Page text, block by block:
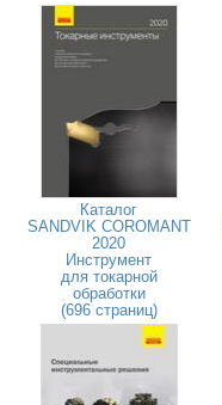
Каталог
SANDVIK COROMANT
2020
Инструмент
для токарной
обработки
(696 страниц)